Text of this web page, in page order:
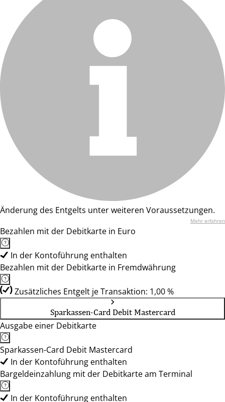
Änderung des Entgelts unter weiteren Voraussetzungen.
Mehr erfahren
Bezahlen mit der Debitkarte in Euro
In der Kontoführung enthalten
Bezahlen mit der Debitkarte in Fremdwährung
Zusätzliches Entgelt je Transaktion: 1,00 %
Sparkassen-Card Debit Mastercard
Ausgabe einer Debitkarte
Sparkassen-Card Debit Mastercard
In der Kontoführung enthalten
Bargeldeinzahlung mit der Debitkarte am Terminal
In der Kontoführung enthalten